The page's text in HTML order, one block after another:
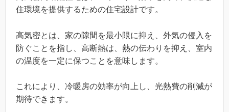
住環境を提供するための住宅設計です。
高気密とは、家の隙間を最小限に抑え、外気の侵入を
防ぐことを指し、高断熱は、熱の伝わりを抑え、室内
の温度を一定に保つことを意味します。
これにより、冷暖房の効率が向上し、光熱費の削減が
期待できます。